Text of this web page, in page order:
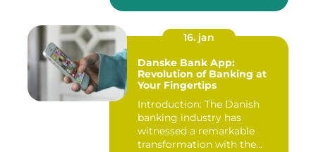
16. jan
Danske Bank App:
Revolution of Banking at
Your Fingertips
Introduction: The Danish
banking industry has
witnessed a remarkable
transformation with the